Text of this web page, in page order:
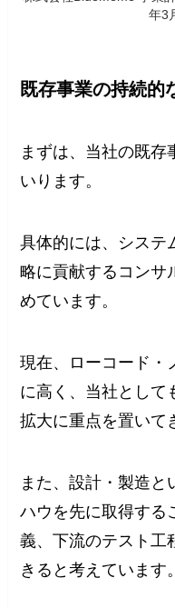
年3
既存事業の持続的
まずは、当社の既存
いります。
具体的には、システ
略に貢献するコンサ
めています。
現在、ローコード・
に高く、当社として
拡大に重点を置いて
また、設計・製造と
ハウを先に取得する
義、下流のテスト工
きると考えています。